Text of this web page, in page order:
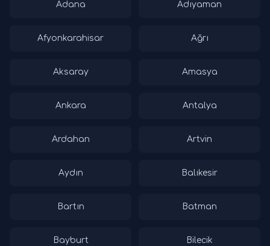
Adana Adıyaman
Afyonkarahisar Ağrı
Aksaray Amasya
Ankara Antalya
Ardahan Artvin
Aydın Balıkesir
Bartın Batman
Bayburt Bilecik